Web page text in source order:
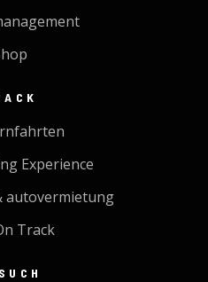
Experience
autovermietung
Track